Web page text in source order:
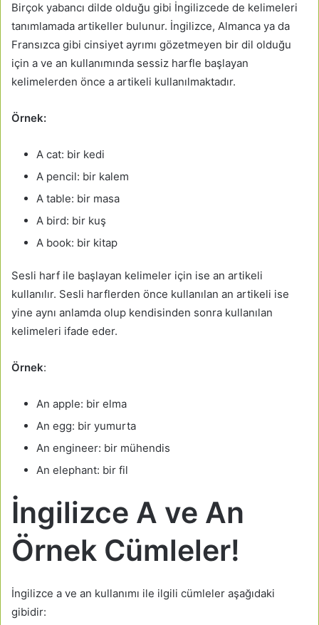
Birçok yabancı dilde olduğu gibi İngilizcede de kelimeleri
tanımlamada artikeller bulunur. İngilizce, Almanca ya da
Fransızca gibi cinsiyet ayrımı gözetmeyen bir dil olduğu
için a ve an kullanımında sessiz harfle başlayan
kelimelerden önce a artikeli kullanılmaktadır.
Örnek:
A cat: bir kedi
A pencil: bir kalem
A table: bir masa
A bird: bir kuş
A book: bir kitap
Sesli harf ile başlayan kelimeler için ise an artikeli
kullanılır. Sesli harflerden önce kullanılan an artikeli ise
yine aynı anlamda olup kendisinden sonra kullanılan
kelimeleri ifade eder.
Örnek:
An apple: bir elma
An egg: bir yumurta
An engineer: bir mühendis
An elephant: bir fil
İngilizce A ve An
Örnek Cümleler!
İngilizce a ve an kullanımı ile ilgili cümleler aşağıdaki
gibidir: